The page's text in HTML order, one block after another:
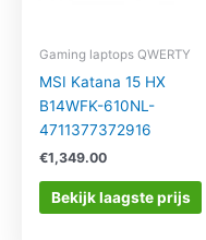
Gaming laptops QWERTY
MSI Katana 15 HX
B14WFK-610NL-
4711377372916
€1,349.00
Bekijk laagste prijs